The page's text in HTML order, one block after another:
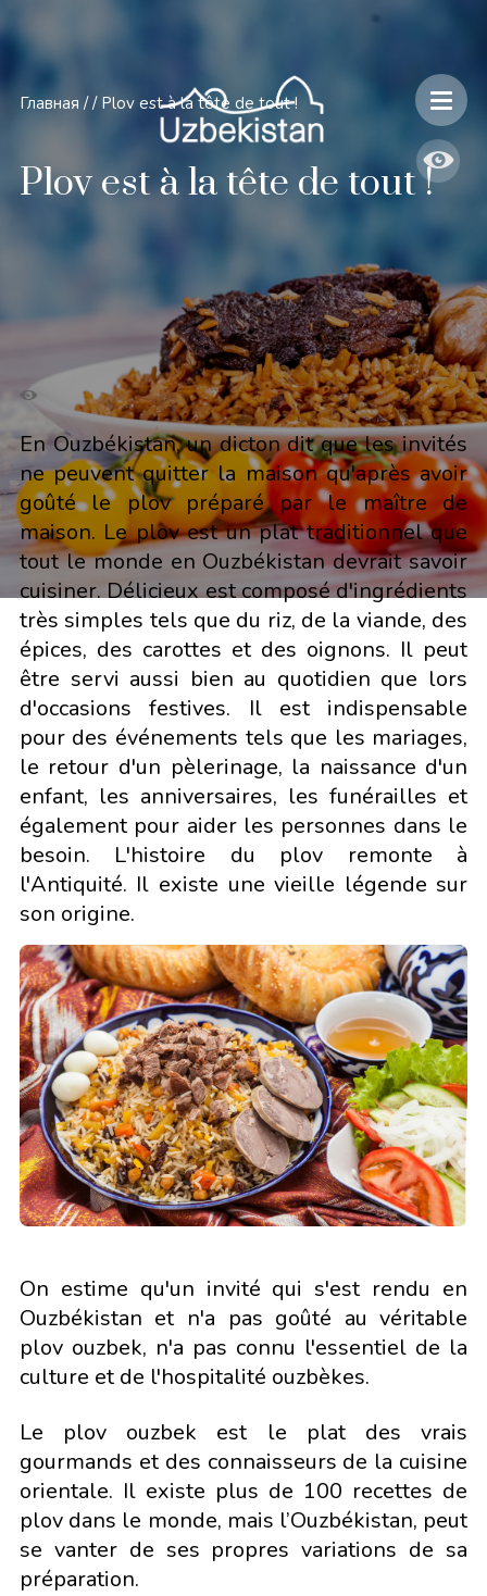
Главная / / Plov est à la tête de tout !
Plov est à la tête de tout !
En Ouzbékistan, un dicton dit que les invités
ne peuvent quitter la maison qu'après avoir
goûté le plov préparé par le maître de
maison. Le plov est un plat traditionnel que
tout le monde en Ouzbékistan devrait savoir
cuisiner. Délicieux est composé d'ingrédients
très simples tels que du riz, de la viande, des
épices, des carottes et des oignons. Il peut
être servi aussi bien au quotidien que lors
d'occasions festives. Il est indispensable
pour des événements tels que les mariages,
le retour d'un pèlerinage, la naissance d'un
enfant, les anniversaires, les funérailles et
également pour aider les personnes dans le
besoin. L'histoire du plov remonte à
l'Antiquité. Il existe une vieille légende sur
son origine.
On estime qu'un invité qui s'est rendu en
Ouzbékistan et n'a pas goûté au véritable
plov ouzbek, n'a pas connu l'essentiel de la
culture et de l'hospitalité ouzbèkes.
Le plov ouzbek est le plat des vrais
gourmands et des connaisseurs de la cuisine
orientale. Il existe plus de 100 recettes de
plov dans le monde, mais l’Ouzbékistan, peut
se vanter de ses propres variations de sa
préparation.